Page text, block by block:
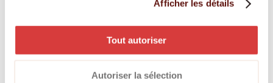
Afficher les détails
Tout autoriser
Autoriser la sélection
individuellement à votre situation. Vos besoins et
attentes sont au centre de nos préoccupations.